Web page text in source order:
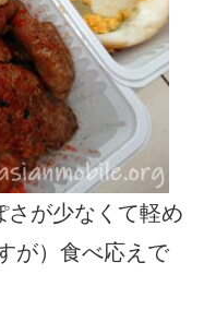
さが少なくて軽め
が）食べ応えで